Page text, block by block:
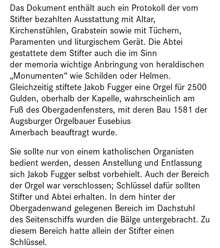
Das Dokument enthält auch ein Protokoll der vom
Stifter bezahlten Ausstattung mit Altar,
Kirchenstühlen, Grabstein sowie mit Tüchern,
Paramenten und liturgischem Gerät. Die Abtei
gestattete dem Stifter auch die im Sinn
der memoria wichtige Anbringung von heraldischen
„Monumenten“ wie Schilden oder Helmen.
Gleichzeitig stiftete Jakob Fugger eine Orgel für 2500
Gulden, oberhalb der Kapelle, wahrscheinlich am
Fuß des Obergadenfensters, mit deren Bau 1581 der
Augsburger Orgelbauer Eusebius ­
Amerbach beauftragt wurde.
Sie sollte nur von einem katholischen Organisten
bedient werden, dessen Anstellung und Entlassung
sich Jakob Fugger selbst vorbehielt. Auch der Bereich
der Orgel war verschlossen; Schlüssel dafür sollten
Stifter und Abtei erhalten. In dem hinter der
Obergadenwand gelegenen Bereich im Dachstuhl
des Seitenschiffs wurden die Bälge untergebracht. Zu
diesem Bereich hatte allein der Stifter einen
Schlüssel.